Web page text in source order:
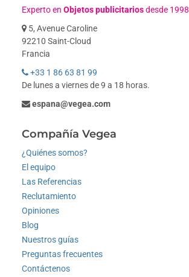
Experto enObjetos publicitariosdesde 1998
5, Avenue Caroline
92210 Saint-Cloud
Francia
+33 1 86 63 81 99
De lunes a viernes de 9 a 18 horas.
espana@vegea.com
Compañía Vegea
¿Quiénes somos?
El equipo
Las Referencias
Reclutamiento
Opiniones
Blog
Nuestros guías
Preguntas frecuentes
Contáctenos